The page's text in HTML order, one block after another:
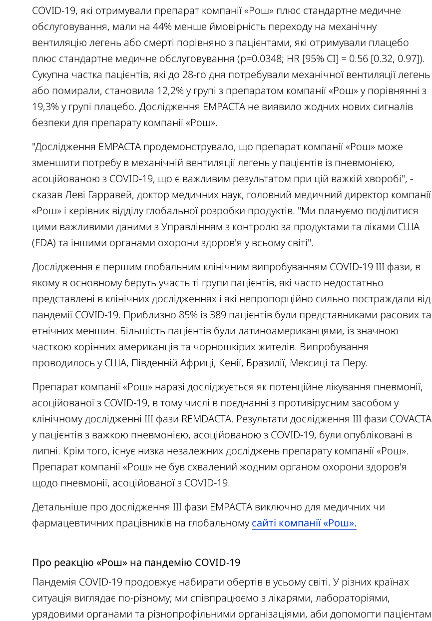
COVID-19, які отримували препарат компанії «Рош» плюс стандартне медичне
обслуговування, мали на 44% менше ймовірність переходу на механічну
вентиляцію легень або смерті порівняно з пацієнтами, які отримували плацебо
плюс стандартне медичне обслуговування (p=0.0348; HR [95% CI] = 0.56 [0.32, 0.97]).
Сукупна частка пацієнтів, які до 28-го дня потребували механічної вентиляції легень
або помирали, становила 12,2% у групі з препаратом компанії «Рош» у порівнянні з
19,3% у групі плацебо. Дослідження EMPACTA не виявило жодних нових сигналів
безпеки для препарату компанії «Рош».
"Дослідження EMPACTA продемонструвало, що препарат компанії «Рош» може
зменшити потребу в механічній вентиляції легень у пацієнтів із пневмонією,
асоційованою з COVID-19, що є важливим результатом при цій важкій хворобі", -
сказав Леві Гарравей, доктор медичних наук, головний медичний директор компанії
«Рош» і керівник відділу глобальної розробки продуктів. "Ми плануємо поділитися
цими важливими даними з Управлінням з контролю за продуктами та ліками США
(FDA) та іншими органами охорони здоров'я у всьому світі".
Дослідження є першим глобальним клінічним випробуванням COVID-19 III фази, в
якому в основному беруть участь ті групи пацієнтів, які часто недостатньо
представлені в клінічних дослідженнях і які непропорційно сильно постраждали від
пандемії COVID-19. Приблизно 85% із 389 пацієнтів були представниками расових та
етнічних меншин. Більшість пацієнтів були латиноамериканцями, із значною
часткою корінних американців та чорношкірих жителів. Випробування
проводилось у США, Південній Африці, Кенії, Бразилії, Мексиці та Перу.
Препарат компанії «Рош» наразі досліджується як потенційне лікування пневмонії,
асоційованої з COVID-19, в тому числі в поєднанні з противірусним засобом у
клінічному дослідженні III фази REMDACTA. Результати дослідження III фази COVACTA
у пацієнтів з важкою пневмонією, асоційованою з COVID-19, були опубліковані в
липні. Крім того, існує низка незалежних досліджень препарату компанії «Рош».
Препарат компанії «Рош» не був схвалений жодним органом охорони здоров'я
щодо пневмонії, асоційованої з COVID-19.
Детальніше про дослідження III фази EMPACTA виключно для медичних чи
фармацевтичних працівників на глобальному сайті компанії «Рош».
Про реакцію «Рош» на пандемію COVID-19
Пандемія COVID-19 продовжує набирати обертів в усьому світі. У різних країнах
ситуація виглядає по-різному; ми співпрацюємо з лікарями, лабораторіями,
урядовими органами та різнопрофільними організаціями, аби допомогти пацієнтам